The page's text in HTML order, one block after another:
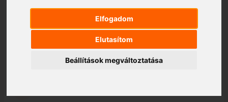
Elfogadom
Elutasítom
Beállítások megváltoztatása